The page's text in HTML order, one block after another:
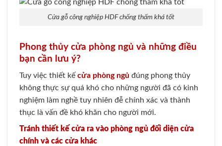
Cửa gỗ công nghiệp HDF chống thấm khá tốt
Phong thủy cửa phòng ngủ và những điều
bạn cần lưu ý?
Tuy việc thiết kế cửa phòng ngủ đúng phong thủy
không thực sự quá khó cho những người đã có kinh
nghiệm làm nghề tuy nhiên đễ chính xác và thành
thục là vấn đề khó khăn cho người mới.
Tránh thiết kế cửa ra vào phòng ngủ đối diện cửa
chính và các cửa khác